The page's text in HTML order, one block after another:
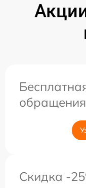
обращения
Скидка -